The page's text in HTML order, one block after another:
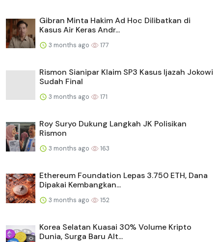
Gibran Minta Hakim Ad Hoc Dilibatkan di
Kasus Air Keras Andr...
3 months ago 177
Rismon Sianipar Klaim SP3 Kasus Ijazah Jokowi
Sudah Final
3 months ago 171
Roy Suryo Dukung Langkah JK Polisikan
Rismon
3 months ago 163
Ethereum Foundation Lepas 3.750 ETH, Dana
Dipakai Kembangkan...
3 months ago 152
Korea Selatan Kuasai 30% Volume Kripto
Dunia, Surga Baru Alt...